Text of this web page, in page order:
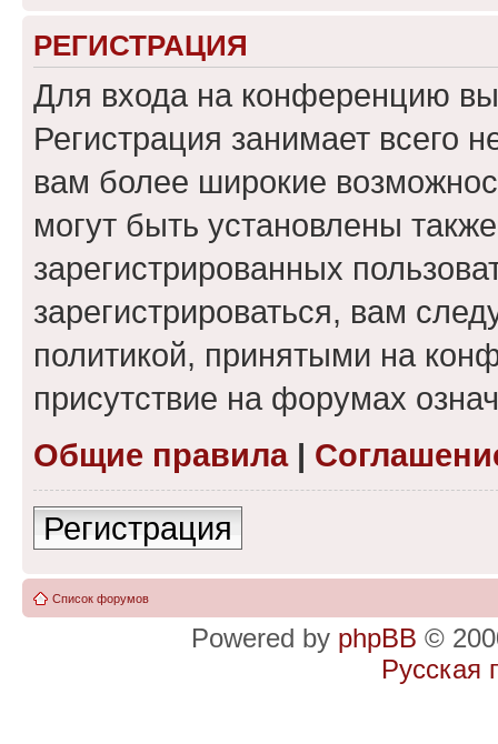
РЕГИСТРАЦИЯ
Для входа на конференцию
Регистрация занимает всего
вам более широкие
могут быть установлены
зарегистрированных
зарегистрироваться, вам
политикой, принятыми на
присутствие на форумах
Общие правила|
Регистрация
Список форумов
Powered by phpBB ©
Русская